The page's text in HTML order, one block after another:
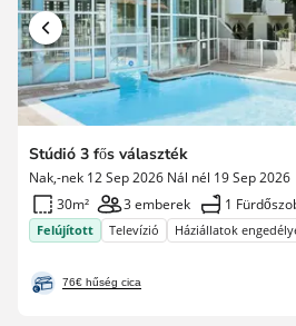
Stúdió 3 fős választék
Nak,-nek 12 Sep 2026 Nál nél 19 Sep 2026
30m²
3 emberek 1
Felújított Televízió Háziállatok
76€ hűség cica